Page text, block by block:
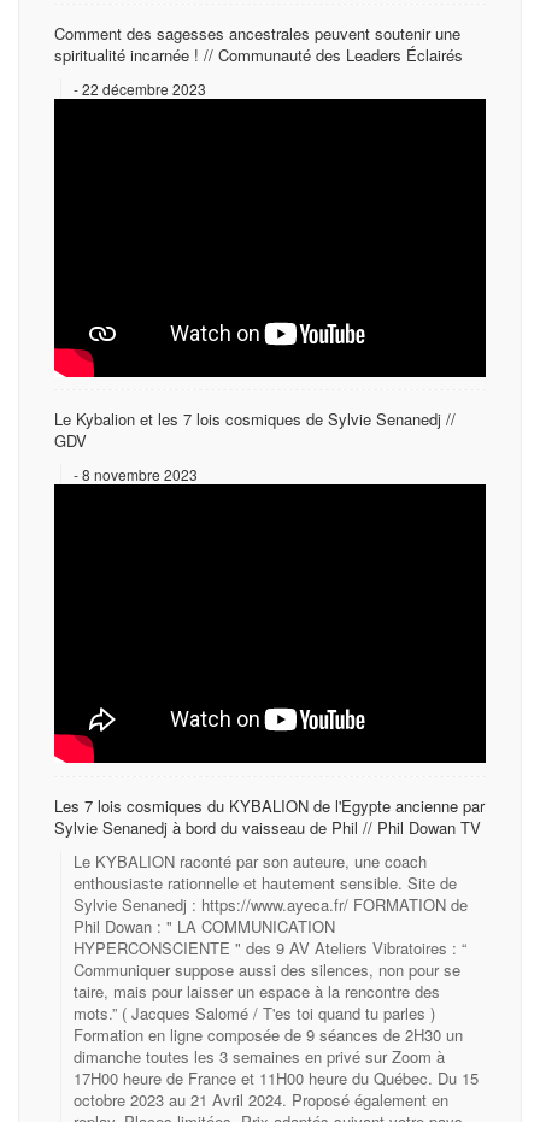
Comment des sagesses ancestrales peuvent soutenir une
spiritualité incarnée ! // Communauté des Leaders Éclairés
22 décembre 2023
Le Kybalion et les 7 lois cosmiques de Sylvie Senanedj //
GDV
8 novembre 2023
Les 7 lois cosmiques du KYBALION de l'Egypte ancienne par
Sylvie Senanedj à bord du vaisseau de Phil // Phil Dowan TV
Le KYBALION raconté par son auteure, une coach
enthousiaste rationnelle et hautement sensible. Site de
Sylvie Senanedj : https://www.ayeca.fr/ FORMATION de
Phil Dowan : " LA COMMUNICATION
HYPERCONSCIENTE " des 9 AV Ateliers Vibratoires : “
Communiquer suppose aussi des silences, non pour se
taire, mais pour laisser un espace à la rencontre des
mots.” ( Jacques Salomé / T'es toi quand tu parles )
Formation en ligne composée de 9 séances de 2H30 un
dimanche toutes les 3 semaines en privé sur Zoom à
17H00 heure de France et 11H00 heure du Québec. Du 15
octobre 2023 au 21 Avril 2024. Proposé également en